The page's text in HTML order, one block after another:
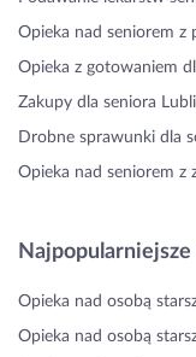
Opieka nad seniorem z
Opieka z gotowaniem
Zakupy dla seniora
Drobne sprawunki dla
Opieka nad seniorem z
Najpopularniejsze
Opieka nad osobą
Opieka nad osobą